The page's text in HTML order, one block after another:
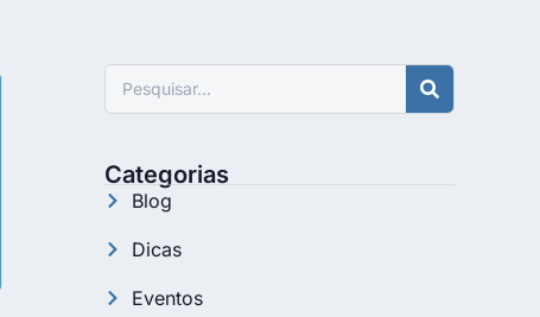
Pesquisar
Categorias
Blog
Dicas
Eventos